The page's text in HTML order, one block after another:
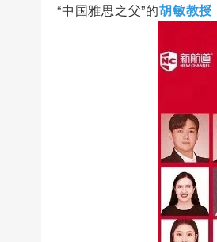
“中国雅思之父”的胡敏教授